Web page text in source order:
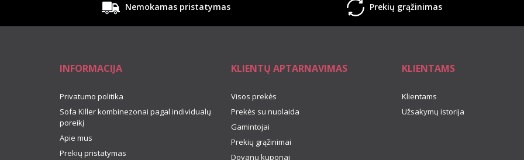
Nemokamas pristatymas Prekių grąžinimas
INFORMACIJA
Privatumo politika
Sofa Killer kombinezonai pagal individualų
poreikį
Apie mus
Prekių pristatymas
KLIENTŲ APTARNAVIMAS
Visos prekės
Prekės su nuolaida
Gamintojai
Prekių grąžinimai
Dovanų kuponai
KLIENTAMS
Klientams
Užsakymų istorija